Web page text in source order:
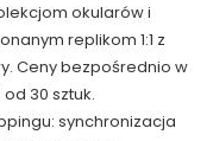
okularów i
replikom 1:1 z
Ceny bezpośrednio w
30 sztuk.
synchronizacja